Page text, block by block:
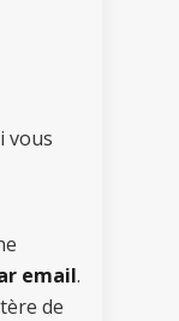
vous
email.
de